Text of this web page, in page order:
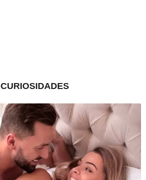
CURIOSIDADES